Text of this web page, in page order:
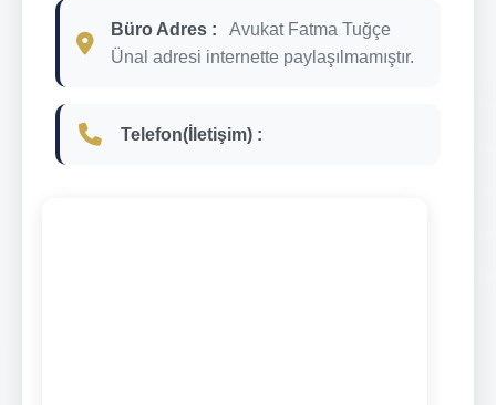
Büro Adres :
Avukat Fatma Tuğçe
Ünal adresi internette paylaşılmamıştır.
Telefon(İletişim) :